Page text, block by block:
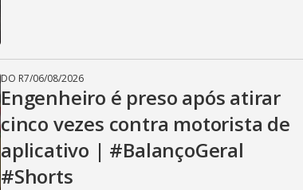
DO R7/06/08/2026
Engenheiro é preso após atirar
cinco vezes contra motorista de
aplicativo | #BalançoGeral
#Shorts